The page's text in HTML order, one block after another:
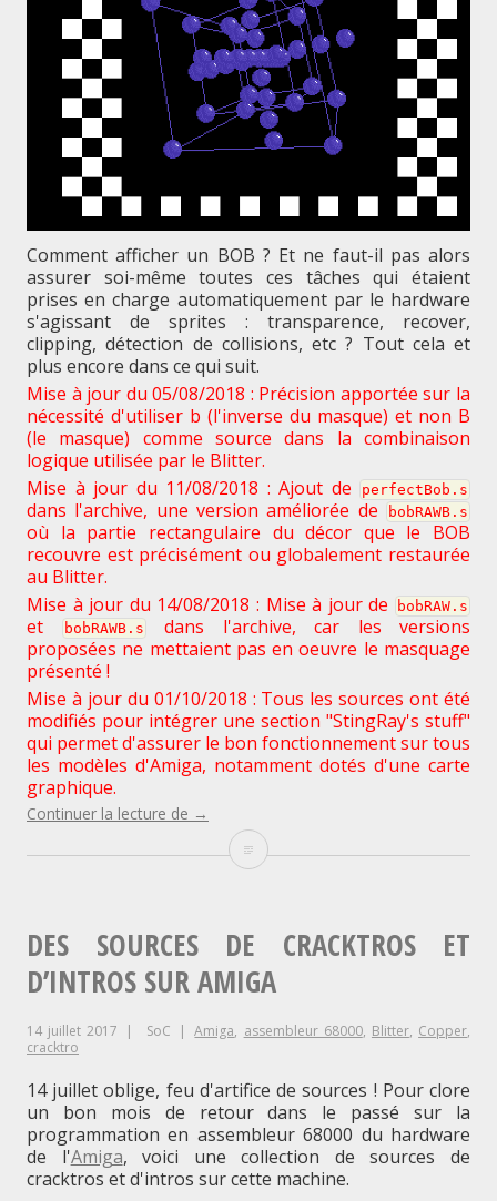
Comment afficher un BOB ? Et ne faut-il pas alors
assurer soi-même toutes ces tâches qui étaient
prises en charge automatiquement par le hardware
s'agissant de sprites : transparence, recover,
clipping, détection de collisions, etc ? Tout cela et
plus encore dans ce qui suit.
Mise à jour du 05/08/2018 : Précision apportée sur la
nécessité d'utiliser b (l'inverse du masque) et non B
(le masque) comme source dans la combinaison
logique utilisée par le Blitter.
Mise à jour du 11/08/2018 : Ajout de
perfectBob.s
dans l'archive, une version améliorée de bobRAWB.s
où la partie rectangulaire du décor que le BOB
recouvre est précisément ou globalement restaurée
au Blitter.
Mise à jour du 14/08/2018 : Mise à jour de
bobRAW.s
et bobRAWB.s
dans l'archive, car les versions
proposées ne mettaient pas en oeuvre le masquage
présenté !
Mise à jour du 01/10/2018 : Tous les sources ont été
modifiés pour intégrer une section "StingRay's stuff"
qui permet d'assurer le bon fonctionnement sur tous
les modèles d'Amiga, notamment dotés d'une carte
graphique.
Continuer la lecture de "Afficher
sprites
Amiga
OCS
et
→
Afficher
BOBs
sur
Amiga
OCS
DES SOURCES DE CRACKTROS ET
D’INTROS SUR AMIGA
14 juillet 2017 SoC Amiga, assembleur 68000, Blitter, Copper,
cracktro
14 juillet oblige, feu d'artifice de sources ! Pour clore
un bon mois de retour dans le passé sur la
programmation en assembleur 68000 du hardware
de l'Amiga, voici une collection de sources de
cracktros et d'intros sur cette machine.